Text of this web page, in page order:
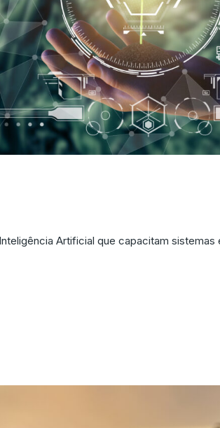
Artificial que capacitam sistemas